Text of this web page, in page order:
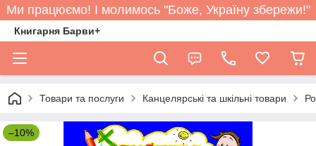
Ми працюємо! І молимось "Боже, Україну збережи!"
Книгарня Барви+
Товари та послуги Канцелярські та шкільні товари
–10%